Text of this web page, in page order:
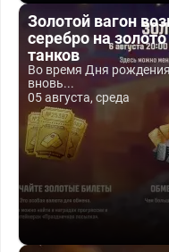
Золотой вагон
серебро на
танков
Во время Дня
вновь...
05 августа, среда